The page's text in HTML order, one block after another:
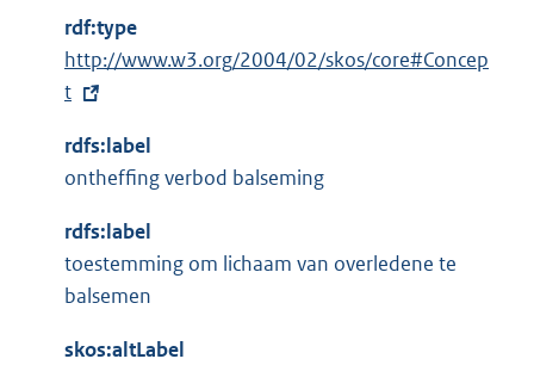
l
i
k
:
e
r
n
n
k
:
rdf:type
E
x
e
r
e
l
n
http://www.w3.org/2004/02/skos/core#Concep
t
rdfs:label
ontheffing verbod balseming
rdfs:label
toestemming om lichaam van overledene te
balsemen
skos:altLabel